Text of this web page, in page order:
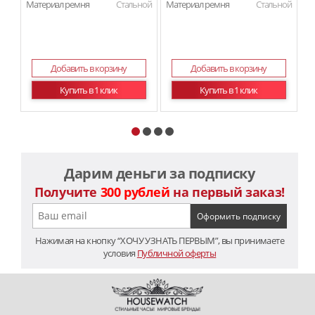
Материал ремня
Стальной
Добавить в корзину
Купить в 1 клик
Материал ремня
Стальной
Добавить в корзину
Купить в 1 клик
Дарим деньги за подписку
Получите 300 рублей на первый заказ!
Нажимая на кнопку “ХОЧУ УЗНАТЬ ПЕРВЫМ”, вы принимаете
условия Публичной оферты